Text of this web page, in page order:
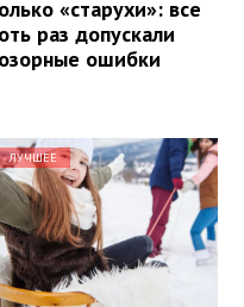
«старухи»: все
раз допускали
ошибки
ЛУЧШЕЕ